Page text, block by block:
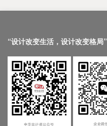
“设计改变生活，设计改变格局”